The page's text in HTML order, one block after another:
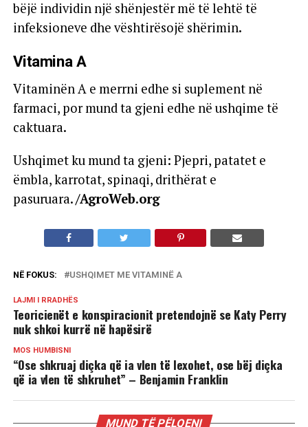
bëjë individin një shënjestër më të lehtë të
infeksioneve dhe vështirësojë shërimin.
Vitamina A
Vitaminën A e merrni edhe si suplement në
farmaci, por mund ta gjeni edhe në ushqime të
caktuara.
Ushqimet ku mund ta gjeni: Pjepri, patatet e
ëmbla, karrotat, spinaqi, drithërat e
pasuruara./AgroWeb.org
NË FOKUS: USHQIMET ME VITAMINË A
LAJMI I RRADHËS
Teoricienët e konspiracionit pretendojnë se Katy Perry
nuk shkoi kurrë në hapësirë
MOS HUMBISNI
“Ose shkruaj diçka që ia vlen të lexohet, ose bëj diçka
që ia vlen të shkruhet” – Benjamin Franklin
MUND TË PËLQENI